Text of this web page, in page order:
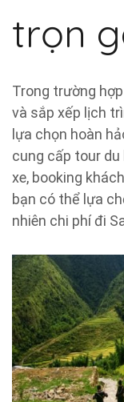
trọn
Trong trường
và sắp xếp lịch
lựa chọn hoàn
cung cấp tour
xe, booking
bạn có thể lựa
nhiên chi phí đi